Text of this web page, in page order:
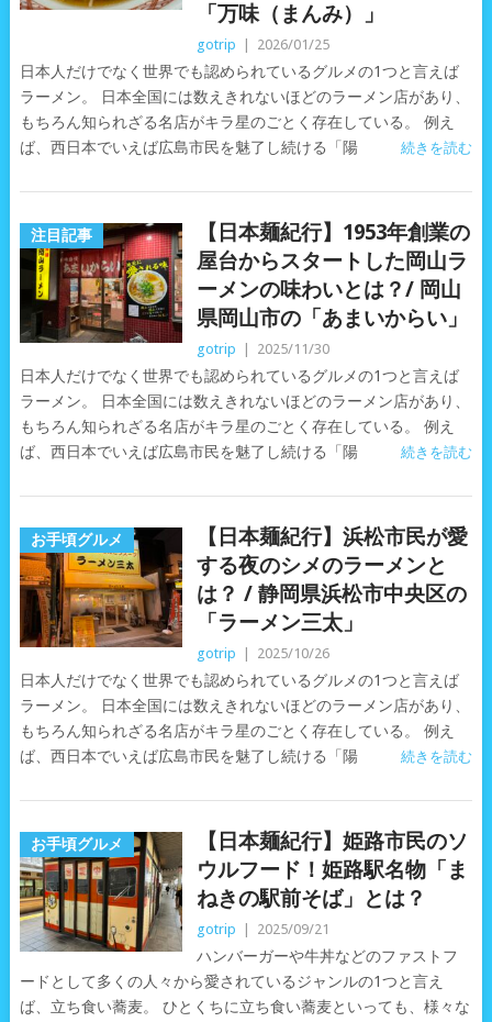
「万味（まんみ）」
gotrip 2026/01/25
日本人だけでなく世界でも認められているグルメの1つと言えば
ラーメン。 日本全国には数えきれないほどのラーメン店があり、
もちろん知られざる名店がキラ星のごとく存在している。 例え
ば、西日本でいえば広島市民を魅了し続ける「陽
続きを読む
注目記事
【日本麺紀行】1953年創業の
屋台からスタートした岡山ラ
ーメンの味わいとは？/ 岡山
県岡山市の「あまいからい」
gotrip 2025/11/30
日本人だけでなく世界でも認められているグルメの1つと言えば
ラーメン。 日本全国には数えきれないほどのラーメン店があり、
もちろん知られざる名店がキラ星のごとく存在している。 例え
ば、西日本でいえば広島市民を魅了し続ける「陽
続きを読む
お手頃グルメ
【日本麺紀行】浜松市民が愛
する夜のシメのラーメンと
は？ / 静岡県浜松市中央区の
「ラーメン三太」
gotrip 2025/10/26
日本人だけでなく世界でも認められているグルメの1つと言えば
ラーメン。 日本全国には数えきれないほどのラーメン店があり、
もちろん知られざる名店がキラ星のごとく存在している。 例え
ば、西日本でいえば広島市民を魅了し続ける「陽
続きを読む
お手頃グルメ
【日本麺紀行】姫路市民のソ
ウルフード！姫路駅名物「ま
ねきの駅前そば」とは？
gotrip 2025/09/21
ハンバーガーや牛丼などのファストフ
ードとして多くの人々から愛されているジャンルの1つと言え
ば、立ち食い蕎麦。 ひとくちに立ち食い蕎麦といっても、様々な